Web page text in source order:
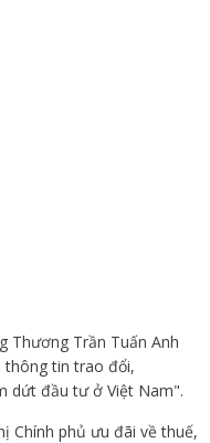
Thương Trần Tuấn Anh
thông tin trao đổi,
dứt đầu tư ở Việt Nam".
Chính phủ ưu đãi về thuế,